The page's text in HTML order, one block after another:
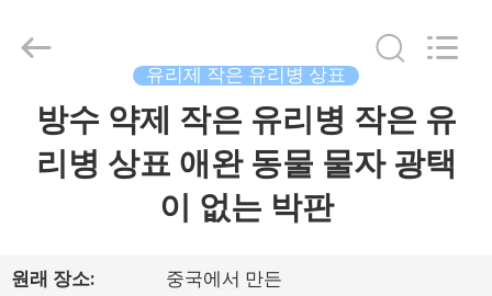
2017
Industry
유리제 작은 유리병 상표
방수 약제 작은 유리병 작은 유
리병 상표 애완 동물 물자 광택
이 없는 박판
원래 장소: 중국에서 만든